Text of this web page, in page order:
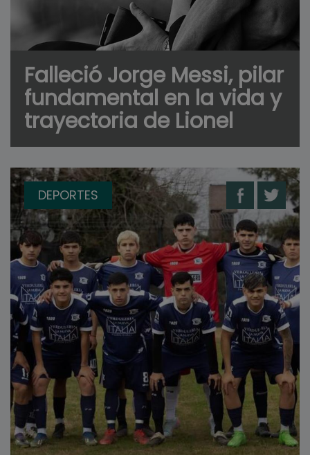
Falleció Jorge Messi, pilar
fundamental en la vida y
trayectoria de Lionel
DEPORTES